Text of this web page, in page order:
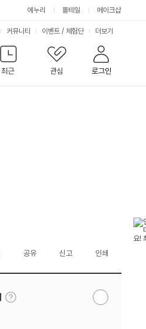
에누리 몰테일 메이크샵
최근
관심 로그인
커뮤니티 이벤트 / 체험단 서
비
스
더보기
공유 신고 인쇄
툴
팁
알